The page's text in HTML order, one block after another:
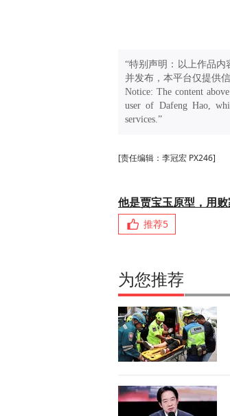
“特别声明：以上作品
并发布，本平台仅提供
Notice: The content
user of Dafeng Hao,
services.”
[责任编辑：李冠宏 PX246]
他是贾宝玉原型，用
推荐5
为您推荐